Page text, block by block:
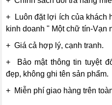
+ Luôn đặt lợi ích của khách
kinh doanh " Một chữ tín-Vạn
+ Giá cả hợp lý, cạnh tranh.
+ Bảo mật thông tin tuyệt
đẹp, không ghi tên sản phẩm.
+ Miễn phí giao hàng trên